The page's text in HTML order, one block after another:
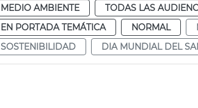
MEDIO AMBIENTE TODAS LAS
EN PORTADA TEMÁTICA
NORMAL
SOSTENIBILIDAD
DIA MUNDIAL DEL